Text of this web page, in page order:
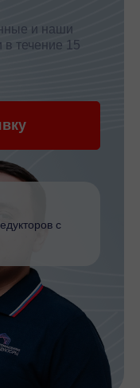
и наши
течение 15
с